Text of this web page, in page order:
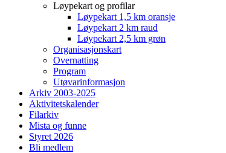
Løypekart og profilar
Løypekart 1,5 km oransje
Løypekart 2 km raud
Løypekart 2,5 km grøn
Organisasjonskart
Overnatting
Program
Utøvarinformasjon
Arkiv 2003-2025
Aktivitetskalender
Filarkiv
Mista og funne
Styret 2026
Bli medlem